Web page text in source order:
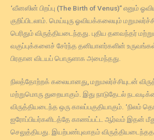
‘வீனஸின் பிறப்பு (The Birth of Venus)” எனும்
குறிப்பிடலாம். மெய்யுரு ஓவியக்கலையும்
பெரிதும் விருத்தியடைந்தது. புதிய தனவந்தர்
வகுப்புக்களைச் சேர்ந்த தனியாளர்களின்
பிரதான விடயப் பொருளாக அமைந்தது.
நிலத்தோற்றக் கலையானது, மறுமலர்ச்சியுடன்
மற்றுமொரு துறையாகும். இது நாடுதேடல்
விருத்தியடைந்த ஒரு காலப்பகுதியாகும். ‘நிலம்
ஐரோப்பியர்களிடத்தே காணப்பட்ட ஆர்வம் இதன்
செலுத்தியது. இயற்பண்புவாதம்